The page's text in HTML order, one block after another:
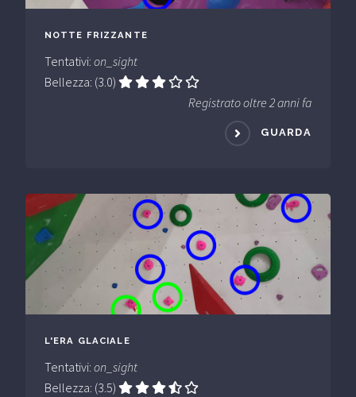
NOTTE FRIZZANTE
Tentativi: on_sight
Bellezza: (3.0)
Registrato oltre 2 anni fa
GUARDA
L'ERA GLACIALE
Tentativi: on_sight
Bellezza: (3.5)